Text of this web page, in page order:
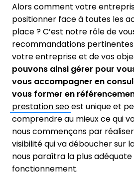
Alors comment votre
positionner face à toutes les
place ? C’est notre rôle de
recommandations
votre entreprise et de vos
pouvons ainsi gérer pour
vous accompagner en
vous former en
prestation seoest unique et
comprendre au mieux ce qui
nous commençons par
visibilité qui va déboucher sur
nous paraîtra la plus
fonctionnement.